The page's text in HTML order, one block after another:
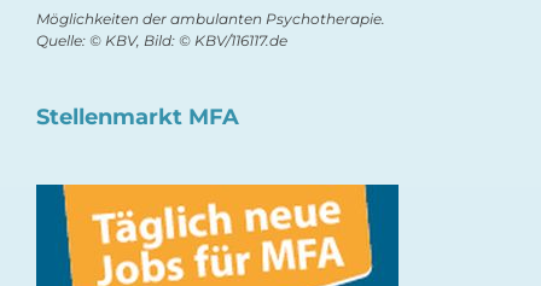
Möglichkeiten der ambulanten Psychotherapie.
Quelle: © KBV, Bild: © KBV/116117.de
Stellenmarkt MFA